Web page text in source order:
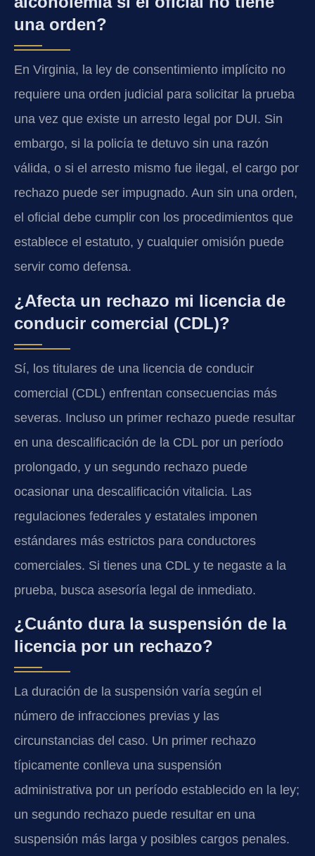
una orden?
En Virginia, la ley de consentimiento implícito no
requiere una orden judicial para solicitar la prueba
una vez que existe un arresto legal por DUI. Sin
embargo, si la policía te detuvo sin una razón
válida, o si el arresto mismo fue ilegal, el cargo por
rechazo puede ser impugnado. Aun sin una orden,
el oficial debe cumplir con los procedimientos que
establece el estatuto, y cualquier omisión puede
servir como defensa.
¿Afecta un rechazo mi licencia de
conducir comercial (CDL)?
Sí, los titulares de una licencia de conducir
comercial (CDL) enfrentan consecuencias más
severas. Incluso un primer rechazo puede resultar
en una descalificación de la CDL por un período
prolongado, y un segundo rechazo puede
ocasionar una descalificación vitalicia. Las
regulaciones federales y estatales imponen
estándares más estrictos para conductores
comerciales. Si tienes una CDL y te negaste a la
prueba, busca asesoría legal de inmediato.
¿Cuánto dura la suspensión de la
licencia por un rechazo?
La duración de la suspensión varía según el
número de infracciones previas y las
circunstancias del caso. Un primer rechazo
típicamente conlleva una suspensión
administrativa por un período establecido en la ley;
un segundo rechazo puede resultar en una
suspensión más larga y posibles cargos penales.